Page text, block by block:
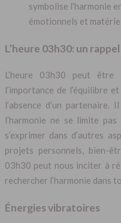
symbolise l’harmonie
émotionnels et
L’heure 03h30: un
L’heure 03h30 peut
l’importance de l’équilibre
l’absence d’un
l’harmonie ne se limite
s’exprimer dans d’autres
projets personnels, bien-
03h30 peut nous inciter à
rechercher l’harmonie dans
Énergies vibratoires